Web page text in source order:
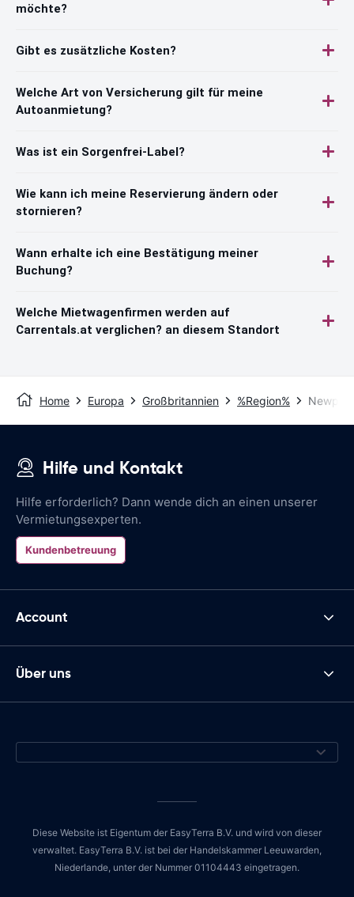
möchte?
Gibt es zusätzliche Kosten?
Welche Art von Versicherung gilt für meine
Autoanmietung?
Was ist ein Sorgenfrei-Label?
Wie kann ich meine Reservierung ändern oder
stornieren?
Wann erhalte ich eine Bestätigung meiner
Buchung?
Welche Mietwagenfirmen werden auf
Carrentals.at verglichen? an diesem Standort
Home Europa Großbritannien %Region% Newport
Hilfe und Kontakt
Hilfe erforderlich? Dann wende dich an einen unserer
Vermietungsexperten.
Kundenbetreuung
Account
Über uns
Diese Website ist Eigentum der EasyTerra B.V. und wird von dieser
verwaltet. EasyTerra B.V. ist bei der Handelskammer Leeuwarden,
Niederlande, unter der Nummer 01104443 eingetragen.